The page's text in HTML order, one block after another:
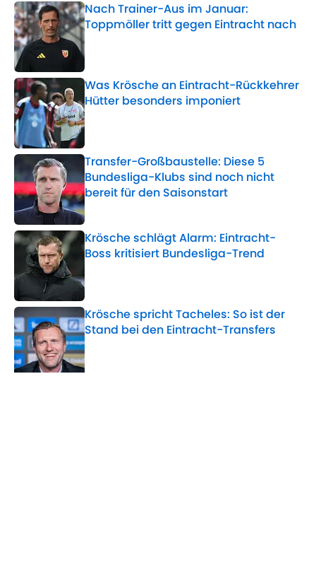
Nach Trainer-Aus im Januar:
Toppmöller tritt gegen Eintracht nach
Published by on Invalid Date
Was Krösche an Eintracht-Rückkehrer
Hütter besonders imponiert
Published by on Invalid Date
Transfer-Großbaustelle: Diese 5
Bundesliga-Klubs sind noch nicht
bereit für den Saisonstart
Published by on Invalid Date
Krösche schlägt Alarm: Eintracht-
Boss kritisiert Bundesliga-Trend
Krösche spricht Tacheles: So ist der
Stand bei den Eintracht-Transfers
Published by on Invalid Date